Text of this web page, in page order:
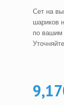
Сет на
шариков
по вашим